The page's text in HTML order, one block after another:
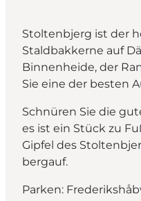
Stoltenbjerg ist der
Staldbakkerne auf
Binnenheide, der
Sie eine der besten
Schnüren Sie die
es ist ein Stück zu
Gipfel des
bergauf.
Parken: